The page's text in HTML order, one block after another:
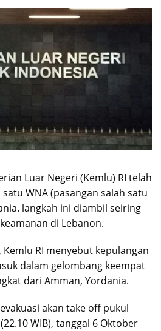
Luar Negeri (Kemlu) RI telah
WNA (pasangan salah satu
langkah ini diambil seiring
di Lebanon.
RI menyebut kepulangan
dalam gelombang keempat
dari Amman, Yordania.
akan take off pukul
WIB), tanggal 6 Oktober